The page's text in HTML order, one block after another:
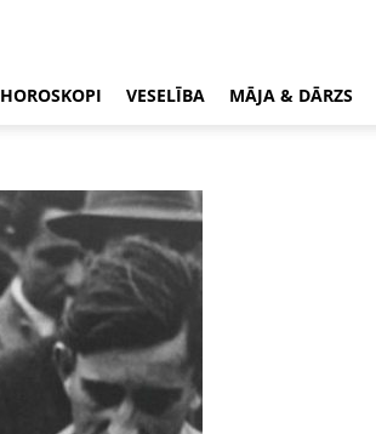
HOROSKOPI VESELĪBA MĀJA & DĀRZS